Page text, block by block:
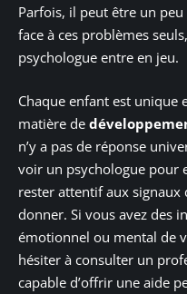
Parfois, il peut être un
face à ces problèmes
psychologue entre en jeu.
Chaque enfant est unique
matière de
n’y a pas de réponse
voir un psychologue pour
rester attentif aux
donner. Si vous avez des
émotionnel ou mental de
hésiter à consulter un
capable d’offrir une aide